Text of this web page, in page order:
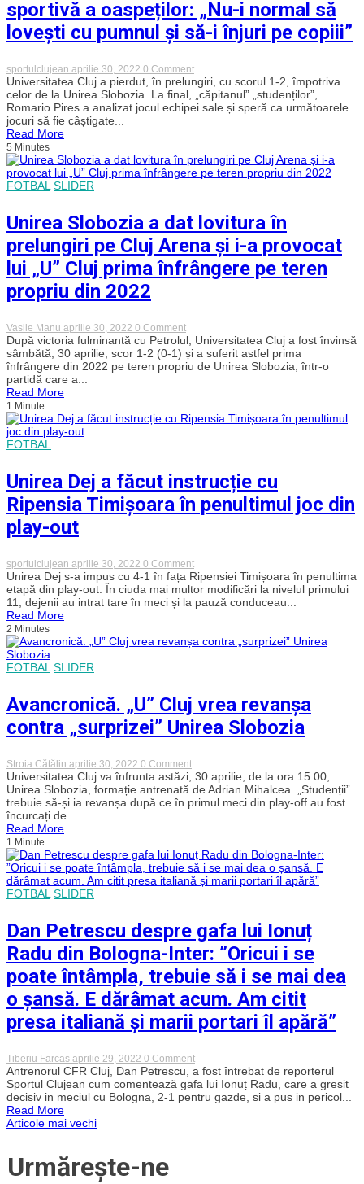
înfrângerea
prelungiri
Slobozia
–
VIDEO
sportivă a oaspeților: „Nu-i normal să
lovești cu pumnul și să-i înjuri pe copiii”
sportulclujean aprilie 30, 2022 0 Commenton
Pires,
deranjat
de
atitudinea
oaspeților:
„Nu-
i
lovești
cu
pumnul
și
să-
i
Universitatea Cluj a pierdut, în prelungiri, cu scorul 1-2, împotriva
celor de la Unirea Slobozia. La final, „căpitanul” „studenților”,
Romario Pires a analizat jocul echipei sale și speră ca următoarele
jocuri să fie câștigate...
Read More
5 Minutes
FOTBAL SLIDER
Unirea Slobozia a dat lovitura în
prelungiri pe Cluj Arena și i-a provocat
lui „U” Cluj prima înfrângere pe teren
propriu din 2022
Vasile Manu aprilie 30, 2022 0 Commenton
Unirea
Slobozia
a
dat
pe
provocat
lui
„U”
teren
propriu
din
2022
După victoria fulminantă cu Petrolul, Universitatea Cluj a fost învinsă
sâmbătă, 30 aprilie, scor 1-2 (0-1) și a suferit astfel prima
înfrângere din 2022 pe teren propriu de Unirea Slobozia, într-o
partidă care a...
Read More
1 Minute
FOTBAL
Unirea Dej a făcut instrucție cu
Ripensia Timișoara în penultimul joc din
play-out
sportulclujean aprilie 30, 2022 0 Commenton
Unirea
Dej
a
făcut
Ripensia
din
play-
out
Unirea Dej s-a impus cu 4-1 în fața Ripensiei Timișoara în penultima
etapă din play-out. În ciuda mai multor modificări la nivelul primului
11, dejenii au intrat tare în meci și la pauză conduceau...
Read More
2 Minutes
FOTBAL SLIDER
Avancronică. „U” Cluj vrea revanșa
contra „surprizei” Unirea Slobozia
Stroia Cătălin aprilie 30, 2022 0 Commenton
Avancronică.
„U”
Cluj
vrea
Unirea
Slobozia
Universitatea Cluj va înfrunta astăzi, 30 aprilie, de la ora 15:00,
Unirea Slobozia, formație antrenată de Adrian Mihalcea. „Studenții”
trebuie să-și ia revanșa după ce în primul meci din play-off au fost
încurcați de...
Read More
1 Minute
FOTBAL SLIDER
Dan Petrescu despre gafa lui Ionuț
Radu din Bologna-Inter: ”Oricui i se
poate întâmpla, trebuie să i se mai dea
o șansă. E dărâmat acum. Am citit
presa italiană și marii portari îl apără”
Tiberiu Farcas aprilie 29, 2022 0 Commenton
Dan
Petrescu
despre
gafa
Antrenorul CFR Cluj, Dan Petrescu, a fost întrebat de reporterul
Sportul Clujean cum comentează gafa lui Ionuț Radu, care a gresit
decisiv in meciul cu Bologna, 2-1 pentru gazde, si a pus in pericol...
Read More
Navigare
în
Articole mai vechi
Urmărește-ne